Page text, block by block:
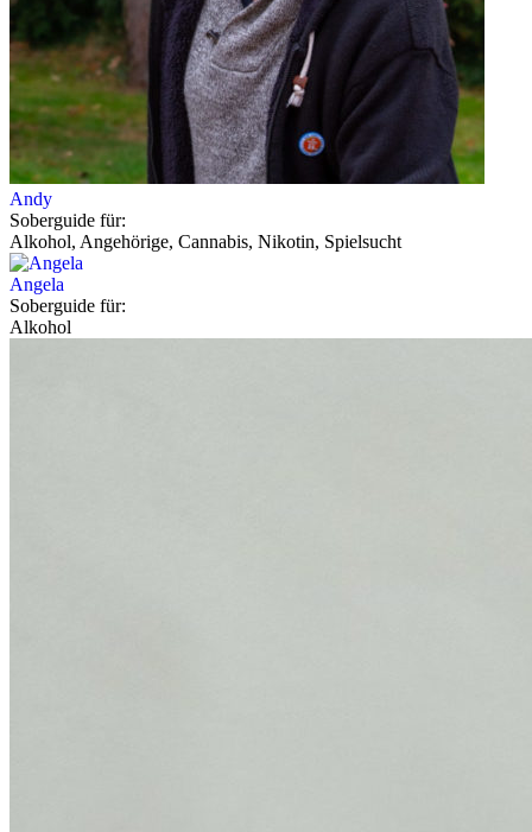
Andy
Soberguide für:
Alkohol, Angehörige, Cannabis, Nikotin, Spielsucht
Angela
Soberguide für:
Alkohol